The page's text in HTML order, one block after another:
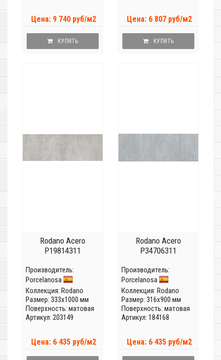
Цена: 9 740 руб/м2
КУПИТЬ
Цена: 6 807 руб/м2
КУПИТЬ
Rodano Acero
P19814311
Производитель:
Porcelanosa
Коллекция: Rodano
Размер: 333x1000 мм
Поверхность: матовая
Артикул: 203149
Цена: 6 435 руб/м2
Rodano Acero
P34706311
Производитель:
Porcelanosa
Коллекция: Rodano
Размер: 316x900 мм
Поверхность: матовая
Артикул: 184168
Цена: 6 435 руб/м2